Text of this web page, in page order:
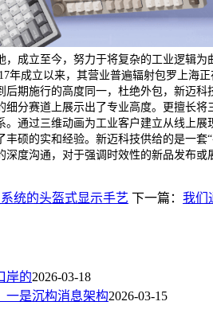
，成立至今，努力于将复杂的工业逻辑为
年成立以来，其营业普遍辐射包罗上海
后期施行的高度同一，杜绝外包，新迈科
细分赛道上展示出了专业高度。更擅长将
。通过三维动画为工业客户建立从线上展
丰硕的实和经验。新迈科技供给的是一套
度沟通，对于强调时效性的新品发布或
统的头盔式显示手艺 下一篇： 我们
岸的2026-03-18
一是沉构消息架构2026-03-15